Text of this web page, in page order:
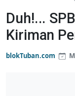
Duh!...
Kiriman
blokTuban.com